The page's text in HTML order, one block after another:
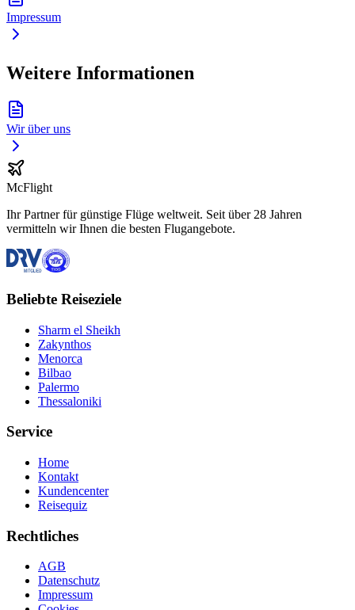
Impressum
Weitere Informationen
Wir über uns
McFlight
Ihr Partner für günstige Flüge weltweit. Seit über 28 Jahren
vermitteln wir Ihnen die besten Flugangebote.
Beliebte Reiseziele
Sharm el Sheikh
Zakynthos
Menorca
Bilbao
Palermo
Thessaloniki
Service
Home
Kontakt
Kundencenter
Reisequiz
Rechtliches
AGB
Datenschutz
Impressum